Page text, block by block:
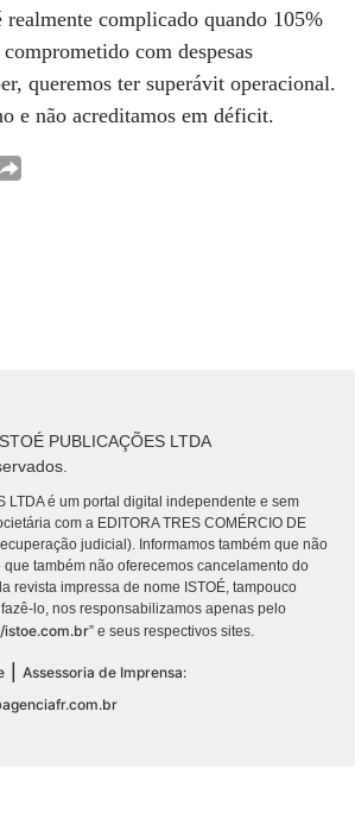
realmente complicado quando 105%
com despesas
queremos ter superávit operacional.
e não acreditamos em déficit.
PUBLICAÇÕES LTDA
LTDA é um portal digital independente e sem
com a EDITORA TRES COMÉRCIO DE
judicial). Informamos também que não
também não oferecemos cancelamento do
revista impressa de nome ISTOÉ, tampouco
lo, nos responsabilizamos apenas pelo
istoe.com.br” e seus respectivos sites.
Assessoria de Imprensa: